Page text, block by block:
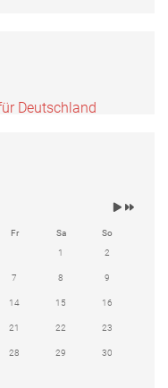
Fr Sa
So
1
2
7 8 9
14 15 16
21 22 23
28 29 30